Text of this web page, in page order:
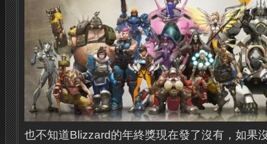
也不知道Blizzard的年終獎現在發了沒有，如果